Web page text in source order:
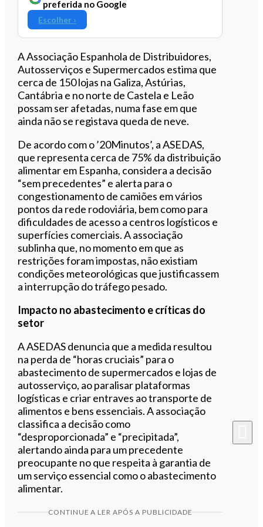
preferida no Google
Escolher ›
A Associação Espanhola de Distribuidores,
Autosserviços e Supermercados estima que
cerca de 150 lojas na Galiza, Astúrias,
Cantábria e no norte de Castela e Leão
possam ser afetadas, numa fase em que
ainda não se registava queda de neve.
De acordo com o ’20Minutos’, a ASEDAS,
que representa cerca de 75% da distribuição
alimentar em Espanha, considera a decisão
“sem precedentes” e alerta para o
congestionamento de camiões em vários
pontos da rede rodoviária, bem como para
dificuldades de acesso a centros logísticos e
superfícies comerciais. A associação
sublinha que, no momento em que as
restrições foram impostas, não existiam
condições meteorológicas que justificassem
a interrupção do tráfego pesado.
Impacto no abastecimento e críticas do
setor
A ASEDAS denuncia que a medida resultou
na perda de “horas cruciais” para o
abastecimento de supermercados e lojas de
autosserviço, ao paralisar plataformas
logísticas e criar entraves ao transporte de
alimentos e bens essenciais. A associação
classifica a decisão como
“desproporcionada” e “precipitada”,
alertando ainda para um precedente
preocupante no que respeita à garantia de
um serviço essencial como o abastecimento
alimentar.
CONTINUE A LER APÓS A PUBLICIDADE